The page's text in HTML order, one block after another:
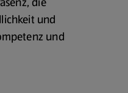
und
und